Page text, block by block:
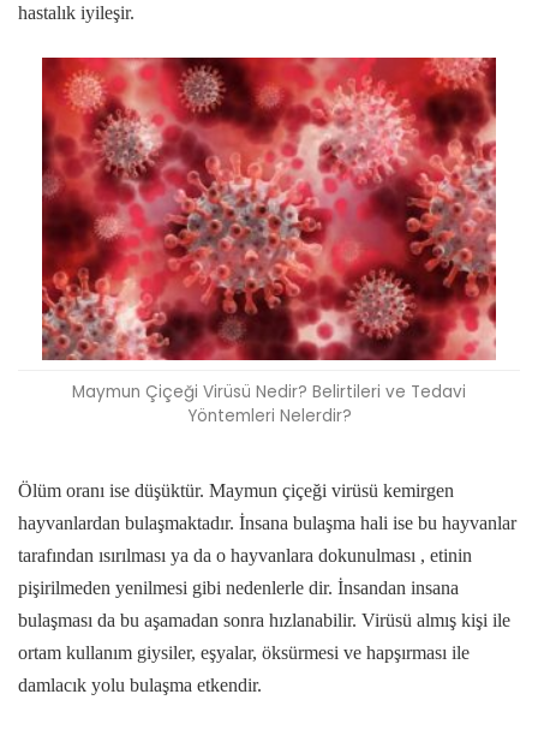
hastalık iyileşir.
Maymun Çiçeği Virüsü Nedir? Belirtileri ve Tedavi
Yöntemleri Nelerdir?
Ölüm oranı ise düşüktür. Maymun çiçeği virüsü kemirgen
hayvanlardan bulaşmaktadır. İnsana bulaşma hali ise bu hayvanlar
tarafından ısırılması ya da o hayvanlara dokunulması , etinin
pişirilmeden yenilmesi gibi nedenlerle dir. İnsandan insana
bulaşması da bu aşamadan sonra hızlanabilir. Virüsü almış kişi ile
ortam kullanım giysiler, eşyalar, öksürmesi ve hapşırması ile
damlacık yolu bulaşma etkendir.